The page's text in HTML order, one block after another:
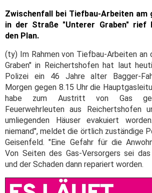
Zwischenfall bei Tiefbau-Arbeiten am
in der Straße "Unterer Graben" rief
den Plan.
(ty) Im Rahmen von Tiefbau-Arbeiten an
Graben" in Reichertshofen hat laut
Polizei ein 46 Jahre alter Bagger-
Morgen gegen 8.15 Uhr die
habe zum Austritt von Gas
Feuerwehrleuten aus Reichertshofen
umliegenden Häuser evakuiert
niemand", meldet die örtlich zuständige
Geisenfeld. "Eine Gefahr für die
Von Seiten des Gas-Versorgers sei
und der Schaden dann repariert worden.